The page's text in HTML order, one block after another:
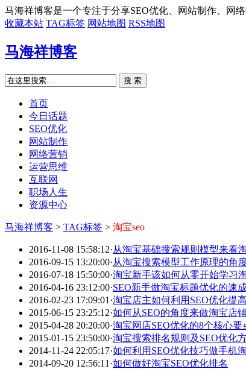
马海祥博客是一个专注于分享SEO优化、网站制作、网
收藏本站 TAG标签 网站地图 RSS地图
马海祥博客
搜 索
首页
今日话题
SEO优化
网站制作
网络营销
运营思维
互联网
职场人生
资源中心
马海祥博客 > TAG标签 > 淘宝seo
2016-11-08 15:58:12·从淘宝基础搜索规则模型来看
2016-09-15 13:20:00·从淘宝搜索模型工作原理的角
2016-07-18 15:50:00·淘宝新手该如何从零开始学习
2016-04-16 23:12:00·SEO新手做淘宝标题优化的速
2016-02-23 17:09:01 ·淘宝店主如何利用SEO优化提
2015-06-15 23:25:12·如何从SEO的角度来做淘宝店
2015-04-28 20:20:00·淘宝网店SEO优化的8个核心要
2015-01-15 23:50:00·淘宝搜索排名规则及SEO优化
2014-11-24 22:05:17·如何利用SEO优化技巧做手机
2014-09-20 12:56:11 ·如何做好淘宝SEO优化排名